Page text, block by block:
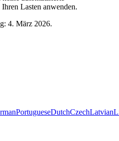
Lasten anwenden.
4. März 2026.
PortugueseDutchCzechLatvian